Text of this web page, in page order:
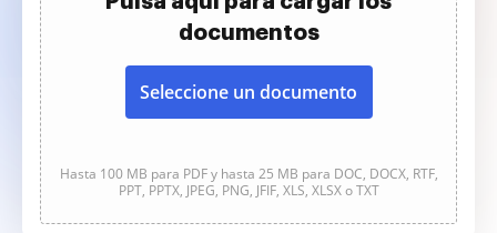
documentos
Seleccione un documento
Hasta 100 MB para PDF y hasta 25 MB para DOC, DOCX, RTF,
PPT, PPTX, JPEG, PNG, JFIF, XLS, XLSX o TXT